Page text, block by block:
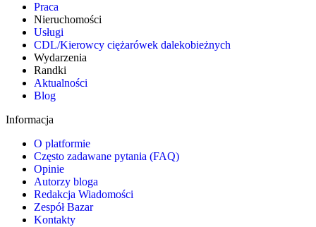
Praca
Nieruchomości
Usługi
CDL/Kierowcy ciężarówek dalekobieżnych
Wydarzenia
Randki
Aktualności
Blog
Informacja
O platformie
Często zadawane pytania (FAQ)
Opinie
Autorzy bloga
Redakcja Wiadomości
Zespół Bazar
Kontakty